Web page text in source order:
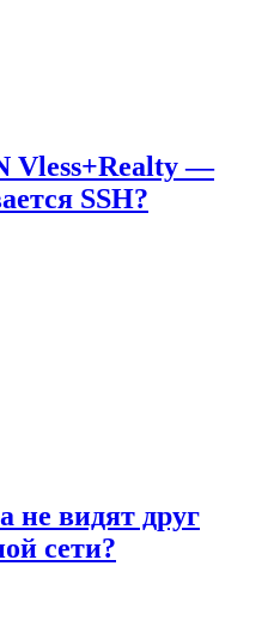
Vless+Realty —
SSH?
не видят друг
сети?